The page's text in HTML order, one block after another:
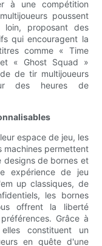
à une compétition
poussent
loin, proposant des
qui encouragent la
comme « Time
« Ghost Squad »
de tir multijoueurs
des heures de
espace de jeu, les
machines permettent
designs de bornes et
expérience de jeu
up classiques, de
les bornes
offrent la liberté
Grâce à
constituent un
en quête d'une